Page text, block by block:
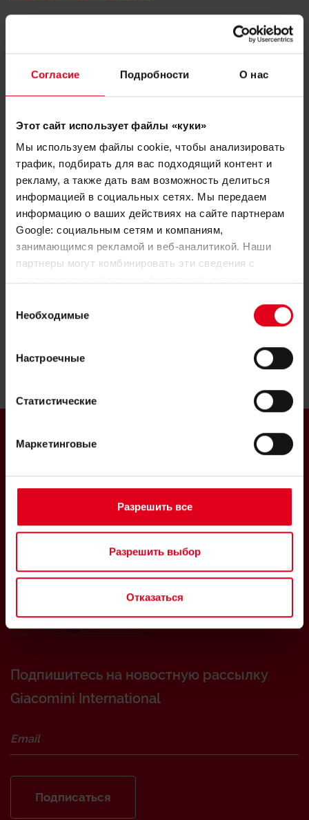
Согласие Подробности О нас
Этот сайт использует файлы «куки»
Мы используем файлы cookie, чтобы анализировать
трафик, подбирать для вас подходящий контент и
рекламу, а также дать вам возможность делиться
информацией в социальных сетях. Мы передаем
информацию о ваших действиях на сайте партнерам
Google: социальным сетям и компаниям,
занимающимся рекламой и веб-аналитикой. Наши
партнеры могут комбинировать эти сведения с
вами их сервисов.
согласия
Необходимые
Настроечные
Статистические
Маркетинговые
Разрешить все
Разрешить выбор
Отказаться
И в этот раз акция пройдет в течение всех
летних месяцев и по «улучшенной формуле»
7+1: за 7 приобретенных комплектов R470F
одного типа, 1 комплект покупатель получает
бесплатно.
Комплекты можно приобрести уофициальных
дистрибьюторов Giacomini.
28017 San Maurizio d’Opaglio (NO), Italy
Представительство Giacomini в России и странах
info.russia@giacomini.com
Подпишитесь на новостную рассылку
Giacomini International
Подписаться